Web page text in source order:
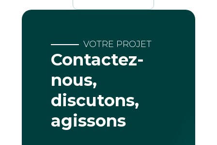
VOTRE PROJET
Contactez-
nous,
discutons,
agissons